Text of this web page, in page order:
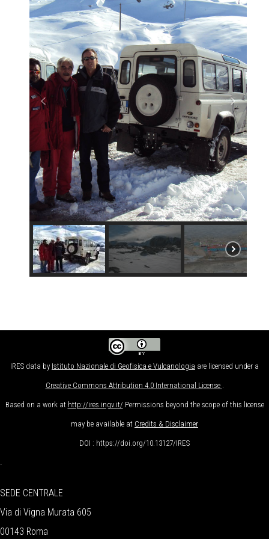
IRES data by Istituto Nazionale di Geofisica e Vulcanologia are licensed under a
Creative Commons Attribution 4.0 International License
Based on a work at http://ires.ingv.it/ .Permissions beyond the scope of this license
may be available at Credits & Disclaimer
DOI : https://doi.org/10.13127/IRES
.
SEDE CENTRALE
Via di Vigna Murata 605
00143 Roma